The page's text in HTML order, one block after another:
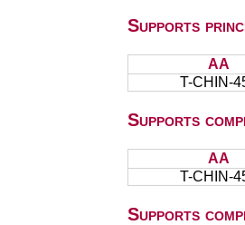
Supports
AA
T-CHIN-
Supports
AA
T-CHIN-
Supports